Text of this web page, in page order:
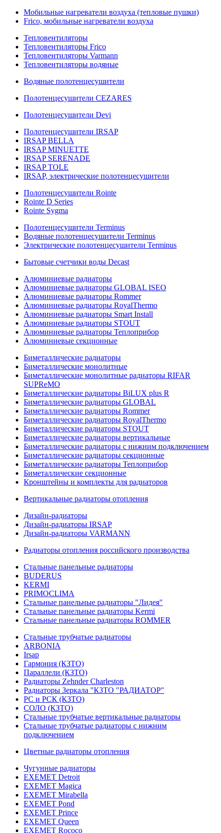
Мобильные нагреватели воздуха (тепловые пушки)
Frico, мобильные нагреватели воздуха
Тепловентиляторы
Тепловентиляторы Frico
Тепловентиляторы Varmann
Тепловентиляторы водяные
Водяные полотенцесушители
Полотенцесушители CEZARES
Полотенцесушители Devi
Полотенцесушители IRSAP
IRSAP BELLA
IRSAP MINUETTE
IRSAP SERENADE
IRSAP TOLE
IRSAP, электрические полотенцесушители
Полотенцесушители Rointe
Rointe D Series
Rointe Sygma
Полотенцесушители Terminus
Водяные полотенцесушители Terminus
Электрические полотенцесушители Terminus
Бытовые счетчики воды Decast
Алюминиевые радиаторы
Алюминиевые радиаторы GLOBAL ISEO
Алюминиевые радиаторы Rommer
Алюминиевые радиаторы RoyalThermo
Алюминиевые радиаторы Smart Install
Алюминиевые радиаторы STOUT
Алюминиевые радиаторы Теплоприбор
Алюминиевые секционные
Биметаллические радиаторы
Биметаллические монолитные
Биметаллические монолитные радиаторы RIFAR
SUPReMO
Биметаллические радиаторы BiLUX plus R
Биметаллические радиаторы GLOBAL
Биметаллические радиаторы Rommer
Биметаллические радиаторы RoyalThermo
Биметаллические радиаторы STOUT
Биметаллические радиаторы вертикальные
Биметаллические радиаторы с нижним подключением
Биметаллические радиаторы секционные
Биметаллические радиаторы Теплоприбор
Биметаллические секционные
Кронштейны и комплекты для радиаторов
Вертикальные радиаторы отопления
Дизайн-радиаторы
Дизайн-радиаторы IRSAP
Дизайн-радиаторы VARMANN
Радиаторы отопления российского производства
Стальные панельные радиаторы
BUDERUS
KERMI
PRIMOCLIMA
Стальные панельные радиаторы "Лидея"
Стальные панельные радиаторы Kermi
Стальные панельные радиаторы ROMMER
Стальные трубчатые радиаторы
ARBONIA
Irsap
Гармония (КЗТО)
Параллели (КЗТО)
Радиаторы Zehnder Charleston
Радиаторы Зеркала "КЗТО "РАДИАТОР"
РС и РСК (КЗТО)
СОЛО (КЗТО)
Стальные трубчатые вертикальные радиаторы
Стальные трубчатые радиаторы с нижним
подключением
Цветные радиаторы отопления
Чугунные радиаторы
EXEMET Detroit
EXEMET Magica
EXEMET Mirabella
EXEMET Pond
EXEMET Prince
EXEMET Queen
EXEMET Rococo